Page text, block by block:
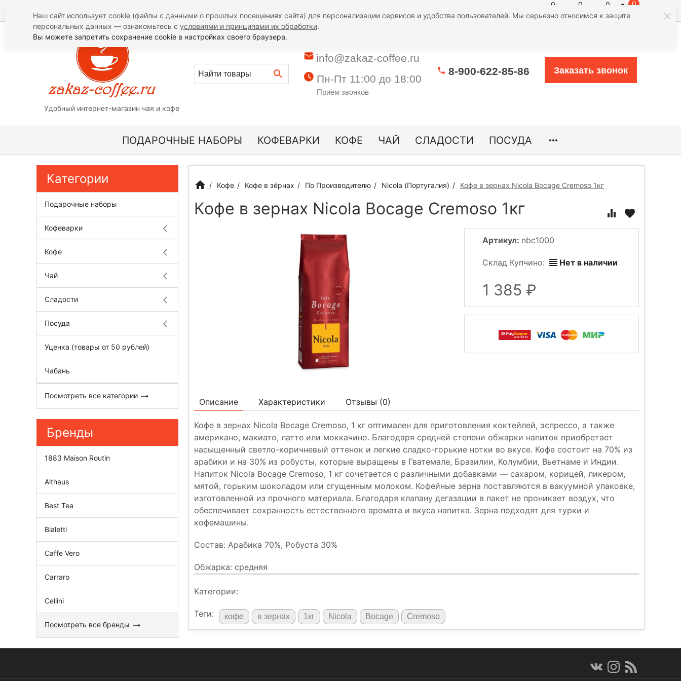
О компании Оплата Доставка/Самовывоз
0 0 0 0
Удобный интернет-магазин чая и кофе
info@zakaz-coffee.ru
Пн-Пт 11:00 до 18:00
Приём звонков
8-900-622-85-86 Заказать звонок
ПОДАРОЧНЫЕ НАБОРЫ КОФЕВАРКИ КОФЕ ЧАЙ СЛАДОСТИ ПОСУДА
Кофе Кофе в зёрнах По Производителю Nicola (Португалия) Кофе в зернах Nicola Bocage Cremoso 1кг
Кофе в зернах Nicola Bocage Cremoso 1кг
Артикул: nbc1000
Склад Купчино: Нет в наличии
1 385
Описание Характеристики Отзывы (0)
Кофе в зернах Nicola Bocage Cremoso, 1 кг оптимален для приготовления коктейлей, эспрессо, а также
американо, макиато, латте или моккачино. Благодаря средней степени обжарки напиток приобретает
насыщенный светло-коричневый оттенок и легкие сладко-горькие нотки во вкусе. Кофе состоит на 70% из
арабики и на 30% из робусты, которые выращены в Гватемале, Бразилии, Колумбии, Вьетнаме и Индии.
Напиток Nicola Bocage Cremoso, 1 кг сочетается с различными добавками — сахаром, корицей, ликером,
мятой, горьким шоколадом или сгущенным молоком. Кофейные зерна поставляются в вакуумной упаковке,
изготовленной из прочного материала. Благодаря клапану дегазации в пакет не проникает воздух, что
обеспечивает сохранность естественного аромата и вкуса напитка. Зерна подходят для турки и
кофемашины.
Состав: Арабика 70%, Робуста 30%
Обжарка: средняя
Категории:
Теги: кофе в зернах 1кг Nicola Bocage Cremoso
Категории
Подарочные наборы
Кофеварки
Кофе
Чай
Сладости
Посуда
Уценка (товары от 50 рублей)
Чабань
Посмотреть все категории
Бренды
1883 Maison Routin
Althaus
Best Tea
Bialetti
Caffe Vero
Carraro
Cellini
Посмотреть все бренды
Наш сайт использует cookie (файлы с данными о прошлых посещениях сайта) для персонализации сервисов и удобства пользователей. Мы серьезно относимся к защите
персональных данных — ознакомьтесь с условиями и принципами их обработки.
Вы можете запретить сохранение cookie в настройках своего браузера.